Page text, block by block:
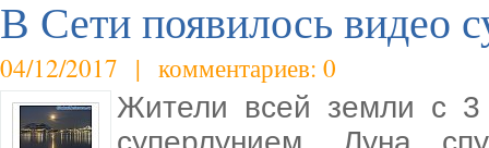
В Сети появилось видео
04/12/2017 | комментариев: 0
Жители всей земли с 3